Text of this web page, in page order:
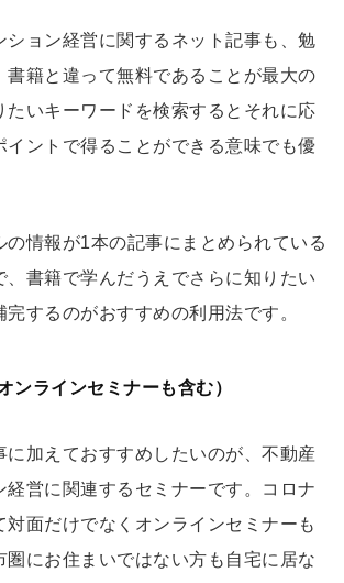
ション経営に関するネット記事も、勉
書籍と違って無料であることが最大の
たいキーワードを検索するとそれに応
イントで得ることができる意味でも優
の情報が1本の記事にまとめられている
、書籍で学んだうえでさらに知りたい
するのがおすすめの利用法です。
ンラインセミナーも含む）
に加えておすすめしたいのが、不動産
経営に関連するセミナーです。コロナ
対面だけでなくオンラインセミナーも
圏にお住まいではない方も自宅に居な